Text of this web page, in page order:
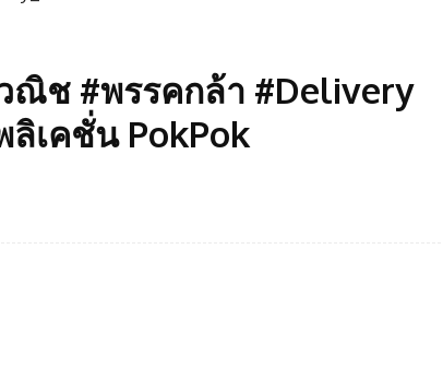
ณิช #พรรคกล้า #Delivery
เคชั่น PokPok